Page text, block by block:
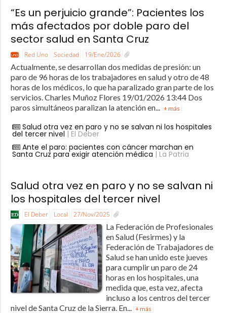
“Es un perjuicio grande”: Pacientes los
más afectados por doble paro del
sector salud en Santa Cruz
Red Uno Sociedad 19/Ene/2026
Actualmente, se desarrollan dos medidas de presión: un
paro de 96 horas de los trabajadores en salud y otro de 48
horas de los médicos, lo que ha paralizado gran parte de los
servicios. Charles Muñoz Flores 19/01/2026 13:44 Dos
paros simultáneos paralizan la atención en... + más
Salud otra vez en paro y no se salvan ni los hospitales
del tercer nivel | El Deber
Ante el paro: pacientes con cáncer marchan en
Santa Cruz para exigir atención médica | La Patria
Salud otra vez en paro y no se salvan ni
los hospitales del tercer nivel
El Deber Local 27/Nov/2025
La Federación de Profesionales
en Salud (Fesirmes) y la
Federación de Trabajadores de
Salud se han unido este jueves
para cumplir un paro de 24
horas en los hospitales, una
medida que, esta vez, afecta
incluso a los centros del tercer
nivel de Santa Cruz de la Sierra. En... + más